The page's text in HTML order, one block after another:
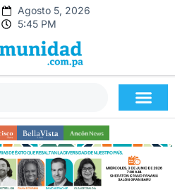
Agosto 5, 2026
5:45 PM